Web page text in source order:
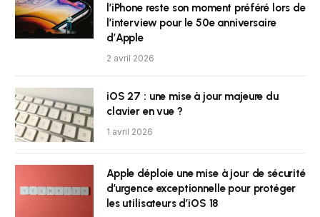
l’iPhone reste son moment préféré lors de
l’interview pour le 50e anniversaire
d’Apple
2 avril 2026
iOS 27 : une mise à jour majeure du
clavier en vue ?
1 avril 2026
Apple déploie une mise à jour de sécurité
d’urgence exceptionnelle pour protéger
les utilisateurs d’iOS 18